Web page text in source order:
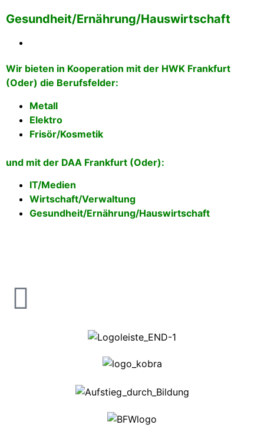
Gesundheit/Ernährung/Hauswirtschaft
Wir bieten in Kooperation mit der HWK Frankfurt
(Oder) die Berufsfelder:
Metall
Elektro
Frisör/Kosmetik
und mit der DAA Frankfurt (Oder):
IT/Medien
Wirtschaft/Verwaltung
Gesundheit/Ernährung/Hauswirtschaft